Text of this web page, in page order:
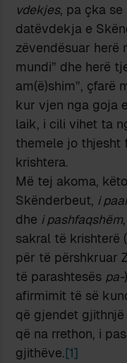
vdekjes, pa çka
datëvdekja e
zëvendësuar herë
mundi” dhe herë
am(ë)shim”, çfarë
kur vjen nga goja
laik, i cili vihet ta
themele jo thjesht
krishtera.
Më tej akoma,
Skënderbeut, i
dhe i pashfaqshëm
sakral të krishterë
për të përshkruar
të parashtesës pa-
afirmimit të së
që gjendet
që na rrethon, i
gjithëve.[1]